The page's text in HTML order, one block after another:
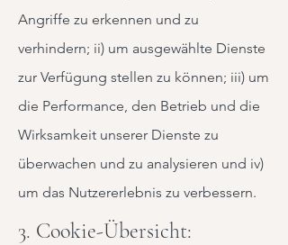
Angriffe zu erkennen und zu
verhindern; ii) um ausgewählte Dienste
zur Verfügung stellen zu können; iii) um
die Performance, den Betrieb und die
Wirksamkeit unserer Dienste zu
überwachen und zu analysieren und iv)
um das Nutzererlebnis zu verbessern.
3. Cookie-Übersicht: